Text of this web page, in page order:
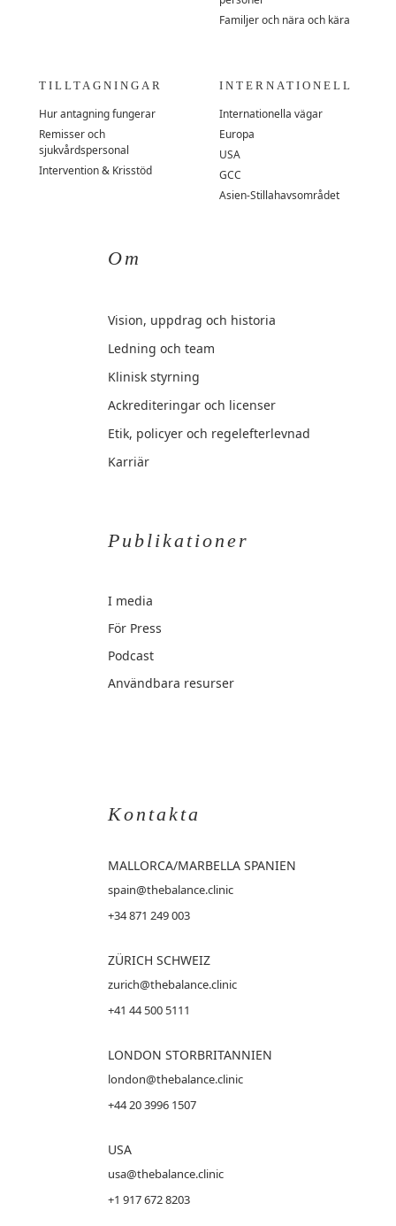
Familjer och nära och kära
TILLTAGNINGAR
Hur antagning fungerar
Remisser och
sjukvårdspersonal
Intervention & Krisstöd
INTERNATIONELL
Internationella vägar
Europa
USA
GCC
Asien-Stillahavsområdet
Om
Vision, uppdrag och historia
Ledning och team
Klinisk styrning
Ackrediteringar och licenser
Etik, policyer och regelefterlevnad
Karriär
Publikationer
I media
För Press
Podcast
Användbara resurser
Kontakta
MALLORCA/MARBELLA SPANIEN
spain@thebalance.clinic
+34 871 249 003
ZÜRICH SCHWEIZ
zurich@thebalance.clinic
+41 44 500 5111
LONDON STORBRITANNIEN
london@thebalance.clinic
+44 20 3996 1507
USA
usa@thebalance.clinic
+1 917 672 8203